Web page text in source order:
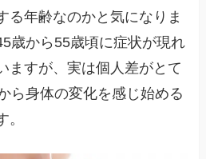
る年齢なのかと気になりま
歳から55歳頃に症状が現れ
ますが、実は個人差がとて
ら身体の変化を感じ始める